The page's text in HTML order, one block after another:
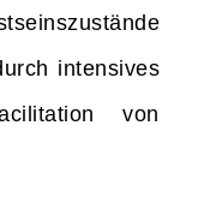
intensives
von